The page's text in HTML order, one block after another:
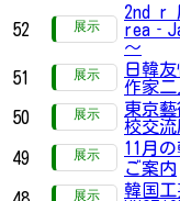
52
2nd r
～
51
日韓
作家二
50
東京
校交流
49
11月
ご案内
韓国工